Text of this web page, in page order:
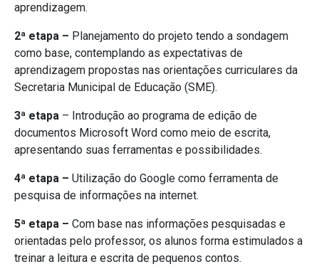
aprendizagem.
2ª etapa – Planejamento do projeto tendo a sondagem
como base, contemplando as expectativas de
aprendizagem propostas nas orientações curriculares da
Secretaria Municipal de Educação (SME).
3ª etapa – Introdução ao programa de edição de
documentos Microsoft Word como meio de escrita,
apresentando suas ferramentas e possibilidades.
4ª etapa – Utilização do Google como ferramenta de
pesquisa de informações na internet.
5ª etapa – Com base nas informações pesquisadas e
orientadas pelo professor, os alunos forma estimulados a
treinar a leitura e escrita de pequenos contos.